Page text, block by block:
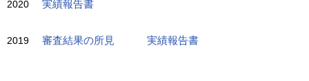
2020 実績報告書
2019 審査結果の所見 実績報告書